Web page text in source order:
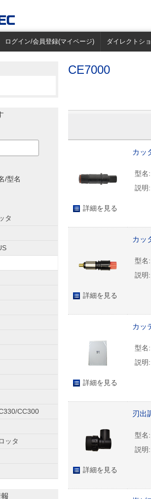
ログイン/会員登録(マイページ) ダイレクトシ
CE7000
詳細を見る
カッ
型名:
説明:
詳細を見る
カッ
型名:
説明:
詳細を見る
カッ
型名:
説明:
詳細を見る
刃出
型名:
説明:
/型名
タ
CC300
ッタ